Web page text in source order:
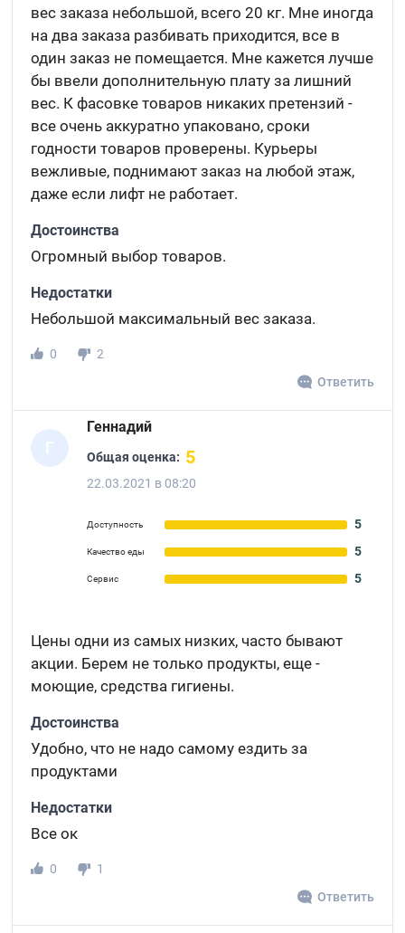
вес заказа небольшой, всего 20 кг. Мне иногда
на два заказа разбивать приходится, все в
один заказ не помещается. Мне кажется лучше
бы ввели дополнительную плату за лишний
вес. К фасовке товаров никаких претензий -
все очень аккуратно упаковано, сроки
годности товаров проверены. Курьеры
вежливые, поднимают заказ на любой этаж,
даже если лифт не работает.
Достоинства
Огромный выбор товаров.
Недостатки
Небольшой максимальный вес заказа.
0
2
Ответить
Г
Геннадий
Общая оценка: 5
22.03.2021 в 08:20
Доступность 5
Качество еды 5
Сервис 5
Цены одни из самых низких, часто бывают
акции. Берем не только продукты, еще -
моющие, средства гигиены.
Достоинства
Удобно, что не надо самому ездить за
продуктами
Недостатки
Все ок
0
1
Ответить